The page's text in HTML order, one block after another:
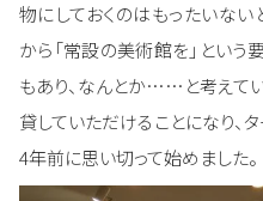
物にしておくのはもったいない
から「常設の美術館を」という
もあり、なんとか……と考えて
貸していただけることになり、
4年前に思い切って始めました。